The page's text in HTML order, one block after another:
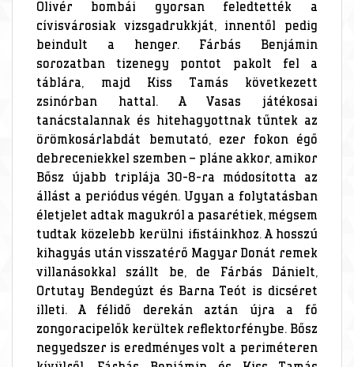
Olivér bombái gyorsan feledtették a
cívisvárosiak vizsgadrukkját, innentől pedig
beindult a henger. Fárbás Benjámin
sorozatban tizenegy pontot pakolt fel a
táblára, majd Kiss Tamás következett
zsinórban hattal. A Vasas játékosai
tanácstalannak és hitehagyottnak tűntek az
örömkosárlabdát bemutató, ezer fokon égő
debreceniekkel szemben – pláne akkor, amikor
Bősz újabb triplája 30-8-ra módosította az
állást a periódus végén. Ugyan a folytatásban
életjelet adtak magukról a pasarétiek, mégsem
tudtak közelebb kerülni ifistáinkhoz. A hosszú
kihagyás után visszatérő Magyar Donát remek
villanásokkal szállt be, de Fárbás Dánielt,
Ortutay Bendegúzt és Barna Teót is dicséret
illeti. A félidő derekán aztán újra a fő
zongoracipelők kerültek reflektorfénybe. Bősz
negyedszer is eredményes volt a periméteren